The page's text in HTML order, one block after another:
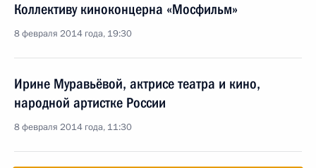
Коллективу киноконцерна «Мосфильм»
8 февраля 2014 года, 19:30
Ирине Муравьёвой, актрисе театра и кино,
народной артистке России
8 февраля 2014 года, 11:30